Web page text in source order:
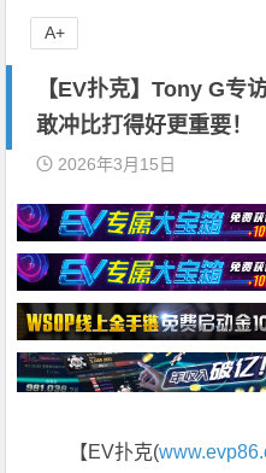
【EV扑克】Tony G专
敢冲比打得好更重要！
2026年3月15日
【EV扑克(
A+